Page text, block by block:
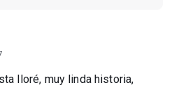
lloré, muy linda historia,